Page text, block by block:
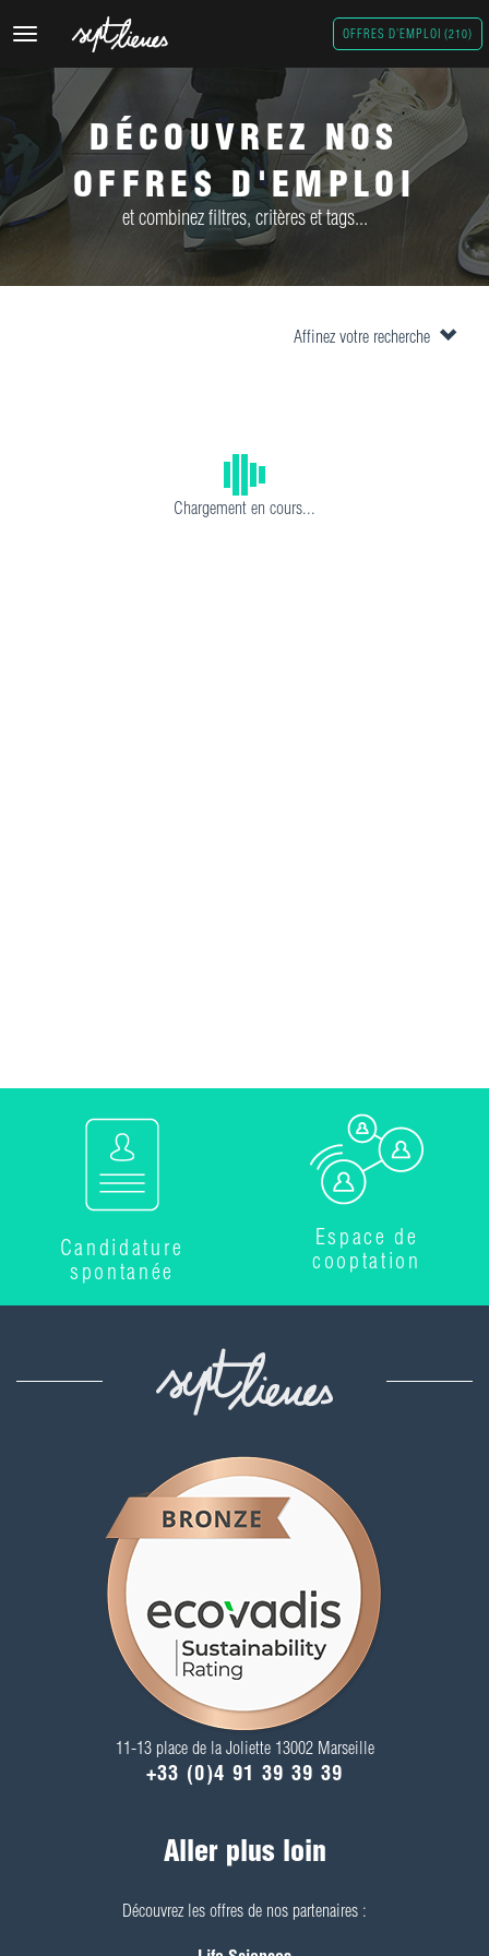
DÉCOUVREZ NOS
OFFRES D'EMPLOI
et combinez filtres, critères et tags...
Toggle
OFFRES D'EMPLOI (210)
Chargement en cours...
Candidature
spontanée
Espace de
cooptation
11-13 place de la Joliette 13002 Marseille
+33 (0)4 91 39 39 39
Aller plus loin
Découvrez les offres de nos partenaires :